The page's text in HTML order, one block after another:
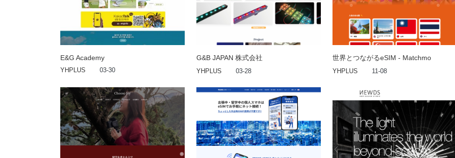
E&G Academy
YHPLUS 03-30
G&B JAPAN 株式会社
YHPLUS 03-28
世界とつながるeSIM - Matchmo
YHPLUS 11-08